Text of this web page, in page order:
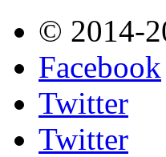
© 2014-
Facebook
Twitter
Twitter